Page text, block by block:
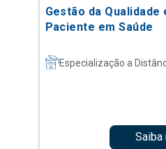
Gestão da Qualidade
Paciente em Saúde
Especialização a
Saiba